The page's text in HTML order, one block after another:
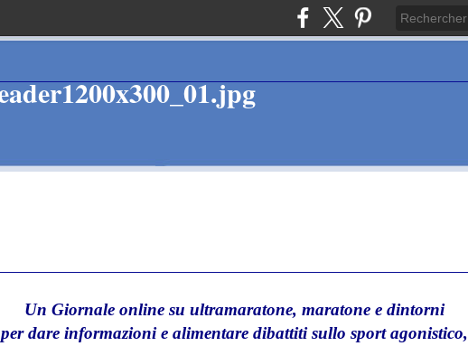
Un Giornale online su ultramaratone, maratone e dintorni
per dare informazioni e alimentare dibattiti sullo sport agonistico,